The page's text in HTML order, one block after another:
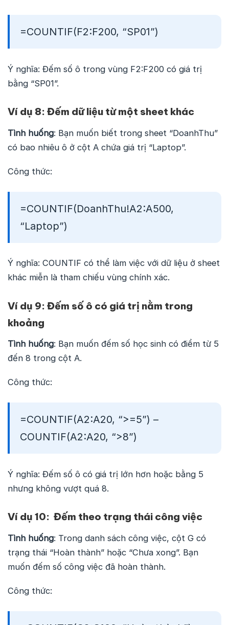
=COUNTIF(F2:F200, “SP01”)
Ý nghĩa: Đếm số ô trong vùng F2:F200 có giá trị
bằng “SP01”.
Ví dụ 8: Đếm dữ liệu từ một sheet khác
Tình huống: Bạn muốn biết trong sheet “DoanhThu”
có bao nhiêu ô ở cột A chứa giá trị “Laptop”.
Công thức:
=COUNTIF(DoanhThu!A2:A500,
“Laptop”)
Ý nghĩa: COUNTIF có thể làm việc với dữ liệu ở sheet
khác miễn là tham chiếu vùng chính xác.
Ví dụ 9: Đếm số ô có giá trị nằm trong
khoảng
Tình huống: Bạn muốn đếm số học sinh có điểm từ 5
đến 8 trong cột A.
Công thức:
=COUNTIF(A2:A20, “>=5”) –
COUNTIF(A2:A20, “>8”)
Ý nghĩa: Đếm số ô có giá trị lớn hơn hoặc bằng 5
nhưng không vượt quá 8.
Ví dụ 10: Đếm theo trạng thái công việc
Tình huống: Trong danh sách công việc, cột G có
trạng thái “Hoàn thành” hoặc “Chưa xong”. Bạn
muốn đếm số công việc đã hoàn thành.
Công thức: